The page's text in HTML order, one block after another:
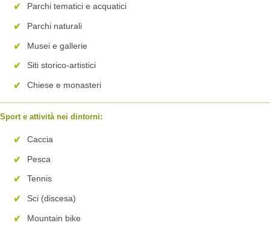
Parchi tematici e acquatici
Parchi naturali
Musei e gallerie
Siti storico-artistici
Chiese e monasteri
Sport e attività nei dintorni:
Caccia
Pesca
Tennis
Sci (discesa)
Mountain bike